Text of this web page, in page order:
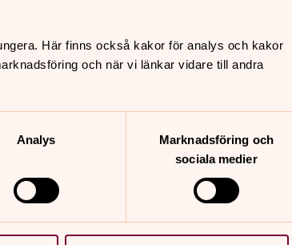
Här finns också kakor för analys och kakor
och när vi länkar vidare till andra
Analys
Marknadsföring och
sociala medier